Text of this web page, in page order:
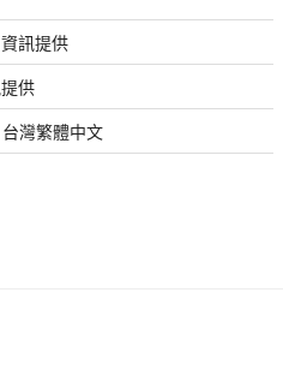
訊提供
供
灣繁體中文